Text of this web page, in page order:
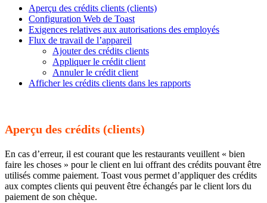
Aperçu des crédits clients (clients)
Configuration Web de Toast
Exigences relatives aux autorisations des employés
Flux de travail de l’appareil
Ajouter des crédits clients
Appliquer le crédit client
Annuler le crédit client
Afficher les crédits clients dans les rapports
Aperçu des crédits (clients)
En cas d’erreur, il est courant que les restaurants veuillent « bien
faire les choses » pour le client en lui offrant des crédits pouvant être
utilisés comme paiement. Toast vous permet d’appliquer des crédits
aux comptes clients qui peuvent être échangés par le client lors du
paiement de son chèque.